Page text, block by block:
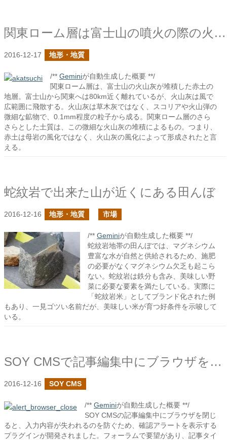
関東ローム層は富士山の噴火の際の火山灰によるもの
2016-12-17 地形・地質
/** Geminiが自動生成した概要 **/
関東ローム層は、富士山の火山灰が堆積した赤土の
地層。富士山から関東へは80km近く離れているが、火山灰は風で
広範囲に飛散する。火山灰は草木灰ではなく、スコリアや火山弾の
微細な鉱物で、0.1mm程度の粒子から成る。関東ローム層のさら
さらとした土質は、この微細な火山灰の堆積によるもの。つまり、
赤土は母岩の風化ではなく、火山灰の風化によって形成されたと言
える。
蛇紋岩で出来た山が近くにある田んぼ
2016-12-16 地形・地質 市場
/** Geminiが自動生成した概要 **/
蛇紋岩地帯の田んぼでは、マグネシウム
豊富な水が自然と供給されるため、施肥
の必要がなくマグネシウム欠乏も起こら
ない。蛇紋岩は鉄分も含み、美味しい野
菜に必要な要素を満たしている。実際に
「蛇紋岩米」としてブランド化された例
もあり、一見ゴツい名前だが、美味しい米が育つ好条件を示唆して
いる。
SOY CMSで記事編集中にブラウザを閉じる際にアラートを出す
2016-12-16 SOY CMS
/** Geminiが自動生成した概要 **/
SOY CMSの記事編集中にブラウザを閉じ
ると、入力内容が失われるのを防ぐため、確認アラートを表示する
プラグインが開発されました。フォーラムで要望があり、記事タイ